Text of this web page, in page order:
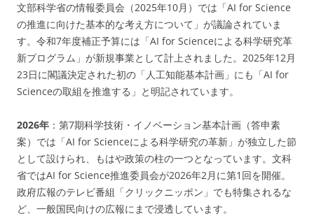
文部科学省の情報委員会（2025年10月）では「AI for Science
の推進に向けた基本的な考え方について」が議論されていま
す。令和7年度補正予算には「AI for Scienceによる科学研究革
新プログラム」が新規事業として計上されました。2025年12月
23日に閣議決定された初の「人工知能基本計画」にも「AI for
Scienceの取組を推進する」と明記されています。
2026年 ：第7期科学技術・イノベーション基本計画（答申素
案）では「AI for Scienceによる科学研究の革新」が独立した節
として設けられ、もはや政策の柱の一つとなっています。文科
省ではAI for Science推進委員会が2026年2月に第1回を開催。
政府広報のテレビ番組「クリックニッポン」でも特集されるな
ど、一般国民向けの広報にまで浸透しています。